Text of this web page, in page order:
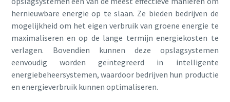
hernieuwbare energie op te slaan. Ze bieden bedrijven de
mogelijkheid om het eigen verbruik van groene energie te
maximaliseren en op de lange termijn energiekosten te
verlagen. Bovendien kunnen deze opslagsystemen
eenvoudig worden geïntegreerd in intelligente
energiebeheersystemen, waardoor bedrijven hun productie
en energieverbruik kunnen optimaliseren.